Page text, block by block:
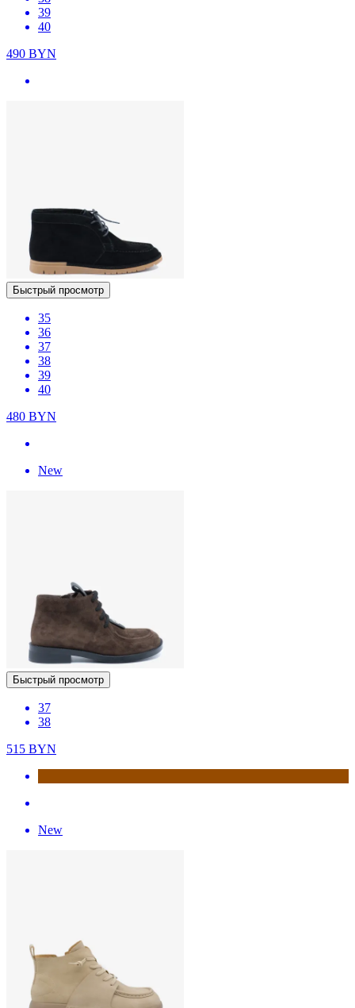
39
40
490 BYN
Быстрый просмотр
35
36
37
38
39
40
480 BYN
New
Быстрый просмотр
37
38
515 BYN
New